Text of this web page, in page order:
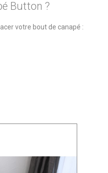
Button ?
votre bout de canapé :